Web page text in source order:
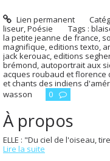
Lien permanent
liseur,Poésie Tags :
la petite jeanne de france,
magnifique,editions texto,
jack kerouac,editions
brémond, autoportrait aux
acques roubaud et florence
et chants des indiens
wasson
0
À propos
ELLE : "Du ciel de l'oiseau,
Lire la suite